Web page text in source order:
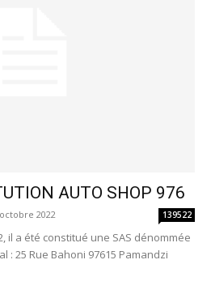
AUTO SHOP 976
2022 139522
il a été constitué une SAS dénommée
: 25 Rue Bahoni 97615 Pamandzi